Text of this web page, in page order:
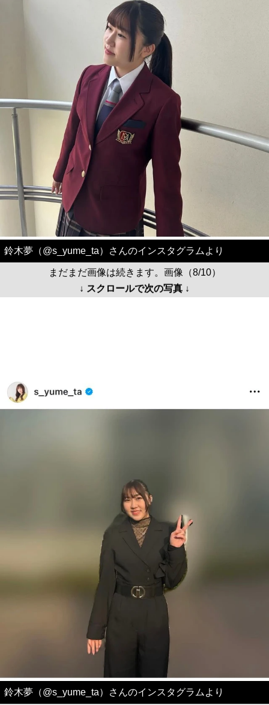
鈴木夢（@s_yume_ta）さんのインスタグラムより
まだまだ画像は続きます。画像（8/10）
↓ スクロールで次の写真 ↓
鈴木夢（@s_yume_ta）さんのインスタグラムより